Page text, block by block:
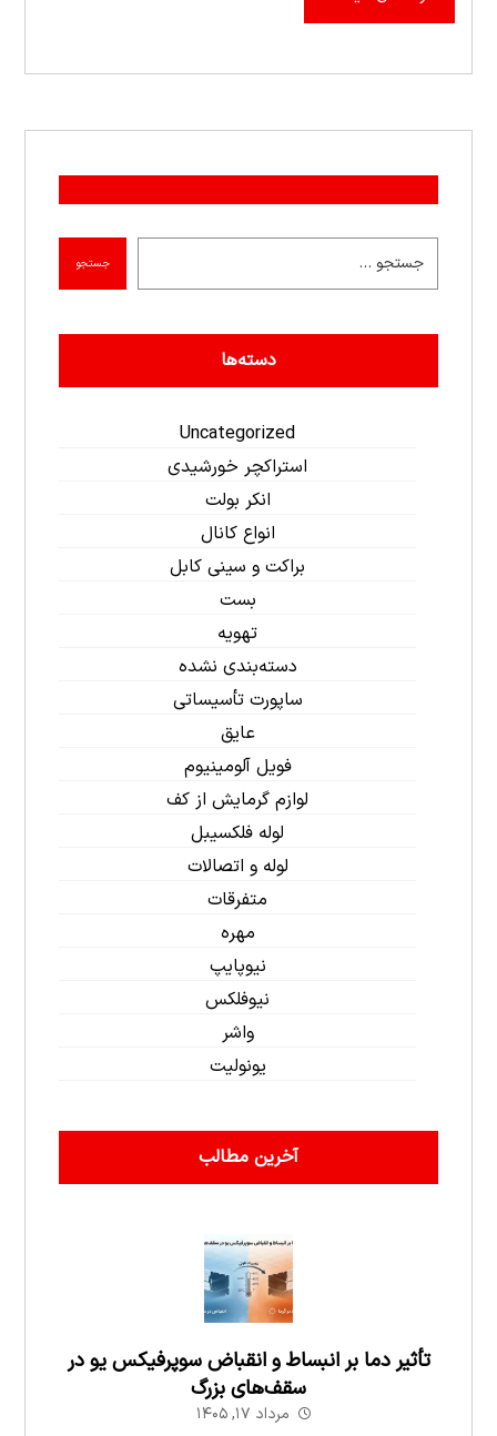
جستجو
دسته‌ها
Uncategorized
استراکچر خورشیدی
انکر بولت
انواع کانال
براکت و سینی کابل
بست
تهویه
دسته‌بندی نشده
ساپورت تأسیساتی
عایق
فویل آلومینیوم
لوازم گرمایش از کف
لوله فلکسیبل
لوله و اتصالات
متفرقات
مهره
نیوپایپ
نیوفلکس
واشر
یونولیت
آخرین مطالب
تأثیر دما بر انبساط و انقباض سوپرفیکس یو در
سقف‌های بزرگ
مرداد ۱۷, ۱۴۰۵